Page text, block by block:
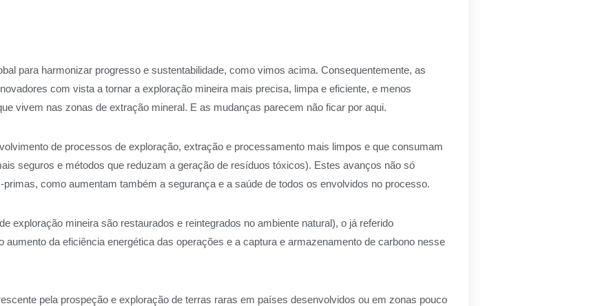
para harmonizar progresso e sustentabilidade, como vimos acima. Consequentemente, as
com vista a tornar a exploração mineira mais precisa, limpa e eficiente, e menos
vivem nas zonas de extração mineral. E as mudanças parecem não ficar por aqui.
de processos de exploração, extração e processamento mais limpos e que consumam
seguros e métodos que reduzam a geração de resíduos tóxicos). Estes avanços não só
como aumentam também a segurança e a saúde de todos os envolvidos no processo.
exploração mineira são restaurados e reintegrados no ambiente natural), o já referido
da eficiência energética das operações e a captura e armazenamento de carbono nesse
pela prospeção e exploração de terras raras em países desenvolvidos ou em zonas pouco